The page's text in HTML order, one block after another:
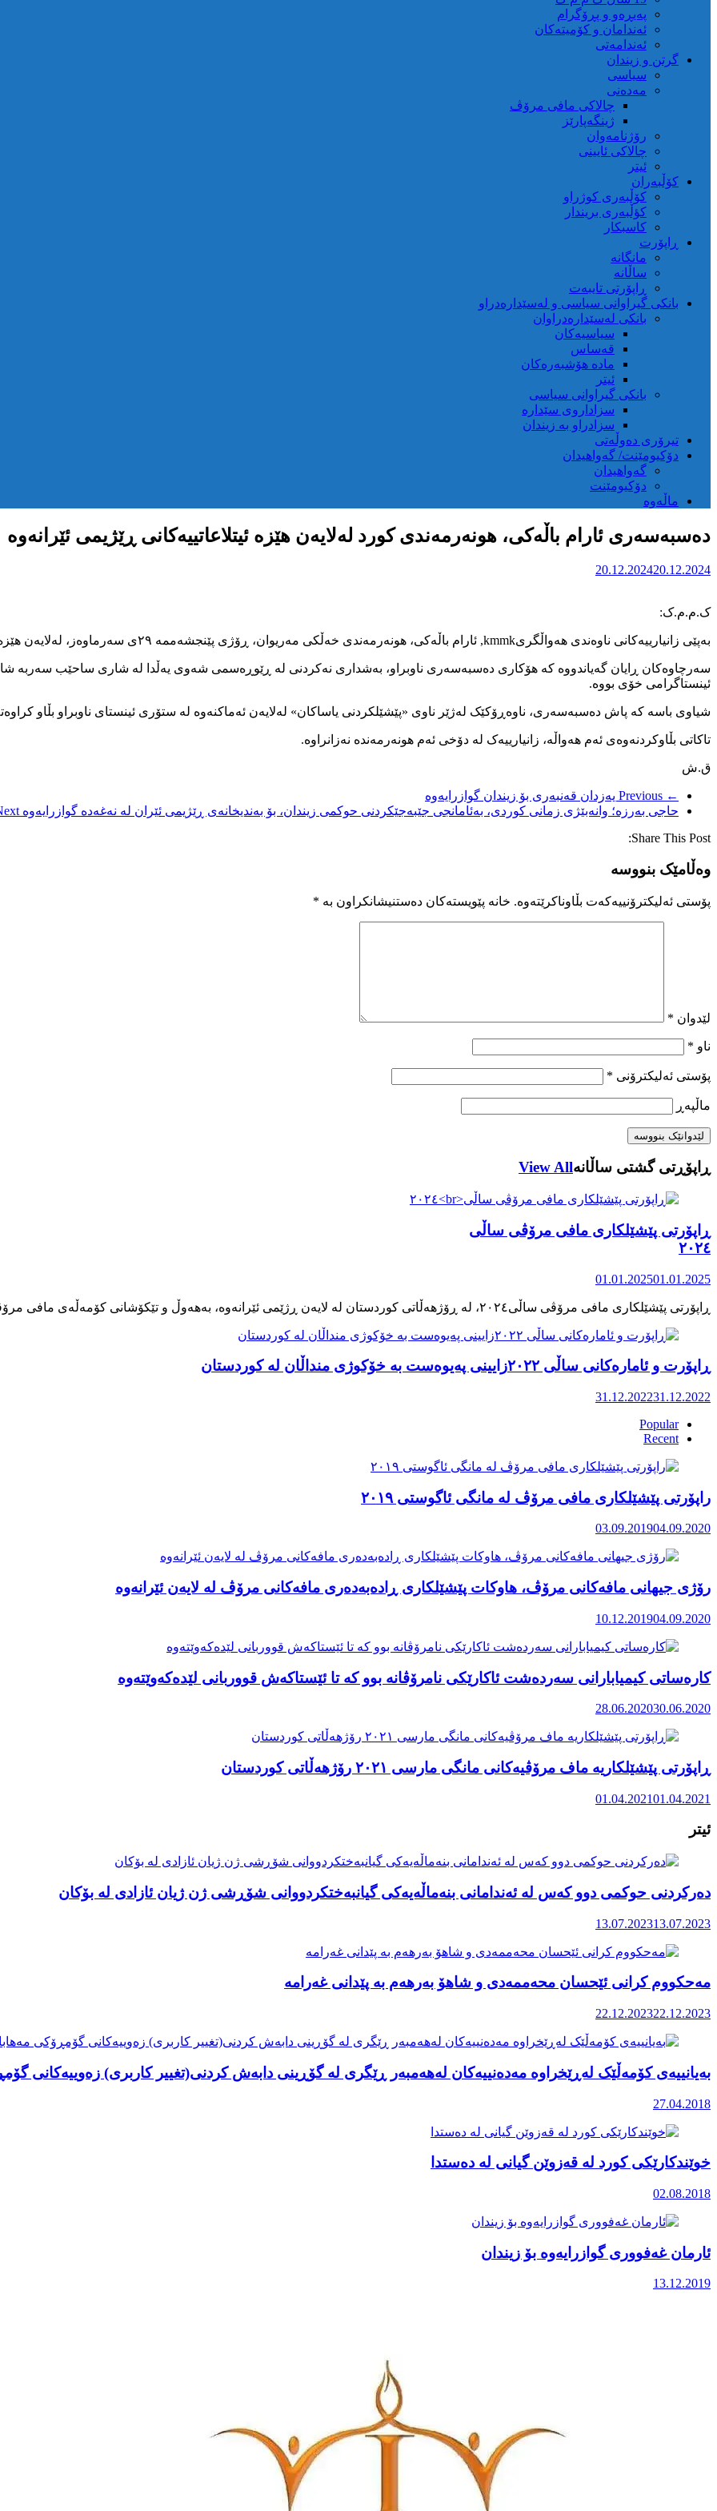
پەیڕەو و پڕۆگرام
ئەندامان و کۆمیتەکان
ئەندامەتی
گرتن و زیندان
سیاسی
مەدەنی
چالاکی مافی مرۆڤ
ژینگەپارێز
رۆژنامەوان
چالاکی ئایینی
ئیتر
کۆڵبەران
کۆڵبەری کوژراو
کؤڵبەری بریندار
کاسبکار
ڕاپۆرت
مانگانە
ساڵانە
ڕاپۆرتی تایبەت
بانکی گیراوانی سیاسی و لەسێدارەدراو
بانکی لەسێدارەدراوان
سیاسیەکان
قەساس
مادە هۆشبەرەکان
ئیتر
بانکی گیراوانی سیاسی
سزاداروی سێدارە
سزادراو بە زیندان
تیرۆری دەوڵەتی
دۆکیومێنت/ گەواهیدان
گەواهیدان
دۆکیومێنت
ماڵەوە
دەسبەسەری ئارام باڵەکی، هونەرمەندی کورد لەلایەن هێزە ئیتلاعاتییەکانی ڕێژیمی ئێرانەوە
20.12.202420.12.2024
ک.م.م.ک:
بەپێی زانیارییەکانی ناوەندی هەواڵگریkmmk, ئارام باڵەکی، هونەرمەندی خەڵکی مەریوان، ڕۆژی پێنجشەممە ٢٩ی سەرماوەز، لەلایەن هێزە ئیتلاعاتییەکانی ڕێژیمی ئێرانەوە لەو شارە دەسبەسەر کراوە.
سەرچاوەکان ڕایان گەیاندووە کە هۆکاری دەسبەسەری ناوبراو، بەشداری نەکردنی لە ڕێوڕەسمی شەوی یەڵدا لە شاری ساحێب سەربە
ئینستاگرامی خۆی بووە.
شیاوی باسە کە پاش دەسبەسەری، ناوەڕۆکێک لەژێر ناوی «پێشێلکردنی یاساکان» لەلایەن ئەماکنەوە لە ستۆری ئینستای ناوبراو بڵاو
تاکاتی بڵاوکردنەوەی ئەم هەواڵە، زانیارییەک لە دۆخی ئەم هونەرمەندە نەزانراوە.
ق.ش
← Previous
یەزدان قەنبەری بۆ زیندان گوازرایەوە
حاجی بەرزە؛ وانەبێژی زمانی کوردی، بەئامانجی جێبەجێکردنی حوکمی زیندان، بۆ بەندیخانەی ڕێژیمی ئێران لە نەغەدە گوازرایەوە →
Share This Post:
وەڵامێک بنووسە
پۆستی ئەلیکترۆنییەکەت بڵاوناکرێتەوە. خانە پێویستەکان دەستنیشانکراون بە *
لێدوان *
ناو *
پۆستی ئەلیکترۆنی *
ماڵپه‌ڕ
ڕاپۆڕتی گشتی ساڵانهView All
ڕاپۆرتی پێشێلکاری مافی مرۆڤی ساڵی
٢٠٢٤
01.01.202501.01.2025
ڕاپۆرت و ئامارەکانی ساڵی ٢٠٢٢زایینی پەیوەست بە خۆکوژی منداڵان لە کوردستان
31.12.202231.12.2022
Popular
Recent
راپۆرتی پێشێلكاری مافی مرۆڤ له‌ مانگی ئاگوستی ٢٠١٩
03.09.201904.09.2020
رۆژی جیهانی مافەکانی مرۆڤ، هاوکات پێشێلکاری ڕادەبەدەری مافەکانی مرۆڤ لە لایەن ئێرانەوە
10.12.201904.09.2020
کارەساتی کیمیابارانی سەردەشت ئاکارێکی نامرۆڤانە بوو کە تا ئێستاکەش قووربانی لێدەکەوێتەوە
28.06.202030.06.2020
ڕاپۆرتی پێشێلکاریە ماف مرۆڤیەکانی مانگی مارسی ٢٠٢١ رۆژهەڵاتی کوردستان
01.04.202101.04.2021
ئیتر
دەرکردنی حوکمی دوو کەس لە ئەندامانی بنەماڵەیەکی گیانبەختکردووانی شۆڕشی ژن ژیان ئازادی لە بۆکان
13.07.202313.07.2023
مەحکووم کرانی ئێحسان محەممەدی و شاهۆ بەرهەم بە پێدانی غەرامە
22.12.202322.12.2023
بەیانییەی کۆمەڵێک لەڕێخراوە مەدەنییەکان لەهەمبەر ڕێگری لە گۆڕینی دابەش کردنی(تغییر کاربری) زەوییەکانی
27.04.2018
خوێندکارێکی کورد لە قەزوێن گیانی لە دەستدا
02.08.2018
ئارمان غەفووری گوازرایەوە بۆ زیندان
13.12.2019